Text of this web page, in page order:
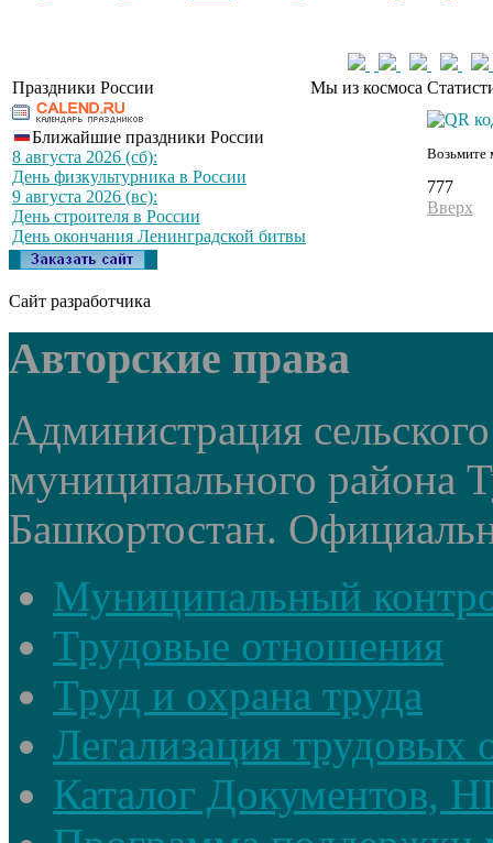
Праздники России Мы из космоса
Ближайшие праздники России
8 августа 2026 (сб):
День физкультурника в России
9 августа 2026 (вс):
День строителя в России
День окончания Ленинградской битвы
Возьмите
777
Вверх
Сайт разработчика
Авторские права
Администрация
муниципального района
Башкортостан.
Муниципальный
Трудовые отношения
Труд и охрана труда
Легализация трудовых
Каталог Документов,